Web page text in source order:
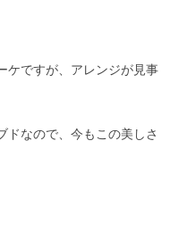
ケですが、アレンジが見事
ドなので、今もこの美しさ